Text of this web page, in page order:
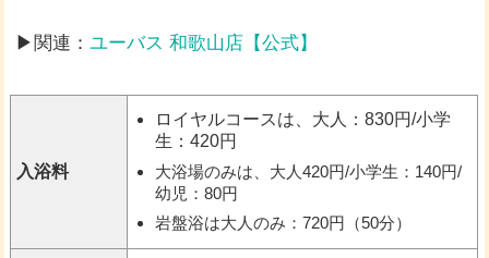
▶関連：ユーバス 和歌山店【公式】
入浴料
ロイヤルコースは、大人：830円/小学
生：420円
大浴場のみは、大人420円/小学生：140円/
幼児：80円
岩盤浴は大人のみ：720円（50分）